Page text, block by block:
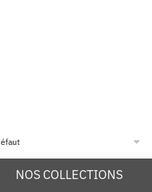
NOS COLLECTIONS